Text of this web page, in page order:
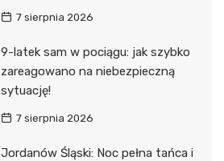
7 sierpnia 2026
9-latek sam w pociągu: jak szybko
zareagowano na niebezpieczną
sytuację!
7 sierpnia 2026
Jordanów Śląski: Noc pełna tańca i